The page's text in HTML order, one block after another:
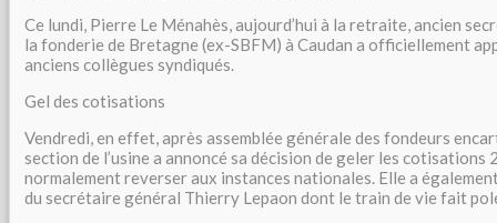
Ce lundi, Pierre Le Ménahès, aujourd’hui à la retraite, ancien
la fonderie de Bretagne (ex-SBFM) à Caudan a officiellement
anciens collègues syndiqués.
Gel des cotisations
Vendredi, en effet, après assemblée générale des fondeurs
section de l’usine a annoncé sa décision de geler les cotisations
normalement reverser aux instances nationales. Elle a
du secrétaire général Thierry Lepaon dont le train de vie fait